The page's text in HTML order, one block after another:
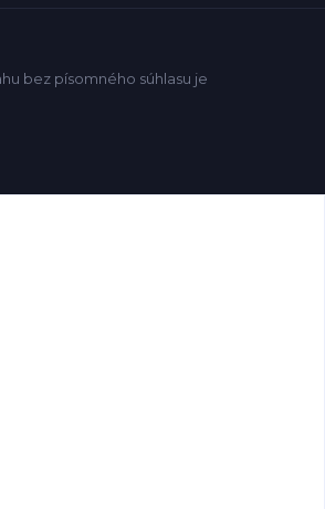
bez písomného súhlasu je